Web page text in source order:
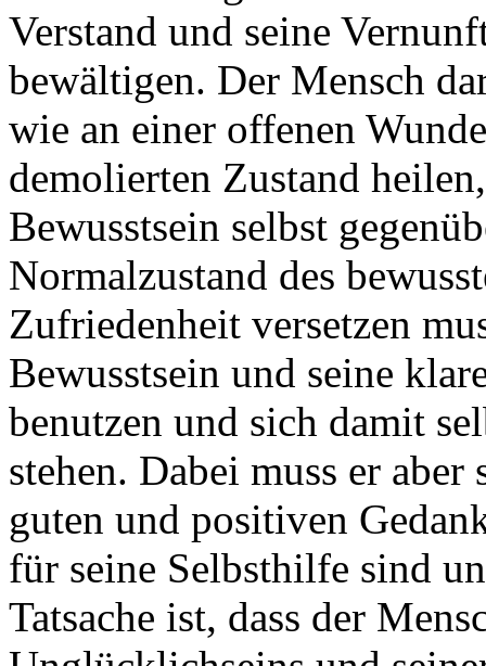
Verstand und seine
bewältigen. Der Mensch
wie an einer offenen
demolierten Zustand
Bewusstsein selbst
Normalzustand des
Zufriedenheit versetzen
Bewusstsein und seine
benutzen und sich damit
stehen. Dabei muss er
guten und positiven
für seine Selbsthilfe sind
Tatsache ist, dass der